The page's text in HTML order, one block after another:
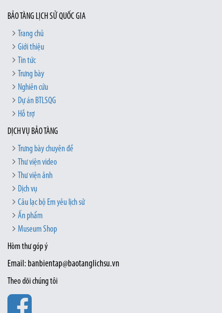
BẢO TÀNG LỊCH SỬ QUỐC GIA
Trang chủ
Giới thiệu
Tin tức
Trưng bày
Nghiên cứu
Dự án BTLSQG
Hỗ trợ
DỊCH VỤ BẢO TÀNG
Trưng bày chuyên đề
Thư viện video
Thư viện ảnh
Dịch vụ
Câu lạc bộ Em yêu lịch sử
Ấn phẩm
Museum Shop
Hòm thư góp ý
Email: banbientap@baotanglichsu.vn
Theo dõi chúng tôi